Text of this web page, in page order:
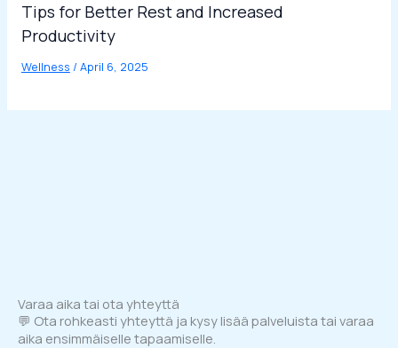
Tips for Better Rest and Increased
Productivity
Wellness / April 6, 2025
Varaa aika tai ota yhteyttä
💬 Ota rohkeasti yhteyttä ja kysy lisää palveluista tai varaa
aika ensimmäiselle tapaamiselle.